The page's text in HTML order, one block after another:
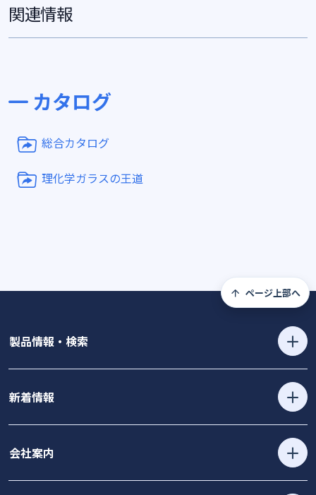
関連情報
カタログ
総合カタログ
理化学ガラスの王道
ページ上部へ
製品情報・検索
新着情報
会社案内